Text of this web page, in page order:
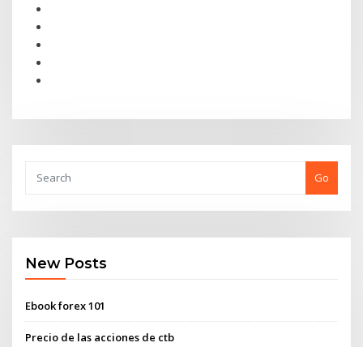
Go
New Posts
Ebook forex 101
Precio de las acciones de ctb